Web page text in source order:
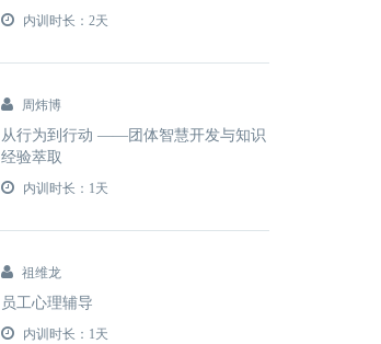
内训时长：2天
周炜博
从行为到行动 ——团体智慧开发与知识
经验萃取
内训时长：1天
祖维龙
员工心理辅导
内训时长：1天